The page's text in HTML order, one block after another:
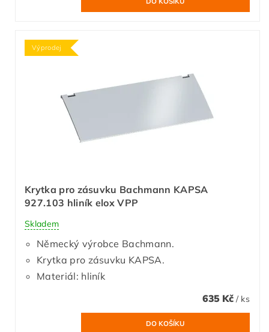
Výprodej
Krytka pro zásuvku Bachmann KAPSA
927.103 hliník elox VPP
Skladem
Německý výrobce Bachmann.
Krytka pro zásuvku KAPSA.
Materiál: hliník
635 Kč / ks